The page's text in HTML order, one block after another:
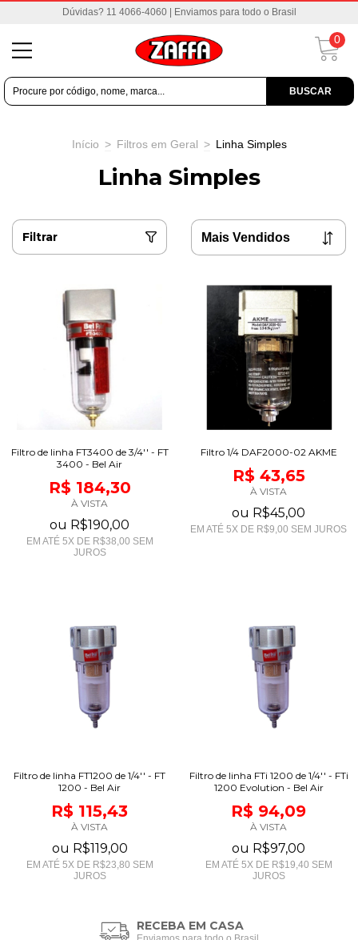
Dúvidas? 11 4066-4060 | Enviamos para todo o Brasil
BUSCAR
0
Início > Filtros em Geral > Linha Simples
Linha Simples
Filtrar
Filtro de linha FT3400 de 3/4'' - FT
3400 - Bel Air
R$ 184,30
À VISTA
ou R$190,00
EM ATÉ 5X DE R$38,00 SEM
JUROS
Filtro 1/4 DAF2000-02 AKME
R$ 43,65
À VISTA
ou R$45,00
EM ATÉ 5X DE R$9,00 SEM JUROS
Filtro de linha FT1200 de 1/4'' - FT
1200 - Bel Air
R$ 115,43
À VISTA
ou R$119,00
EM ATÉ 5X DE R$23,80 SEM
JUROS
Filtro de linha FTi 1200 de 1/4'' - FTi
1200 Evolution - Bel Air
R$ 94,09
À VISTA
ou R$97,00
EM ATÉ 5X DE R$19,40 SEM
JUROS
RECEBA EM CASA